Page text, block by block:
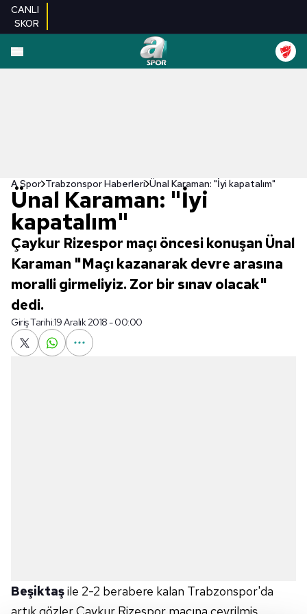
CANLI
SKOR
A Spor Trabzonspor Haberleri Ünal Karaman: "İyi kapatalım"
Ünal Karaman: "İyi
kapatalım"
Çaykur Rizespor maçı öncesi konuşan Ünal
Karaman "Maçı kazanarak devre arasına
moralli girmeliyiz. Zor bir sınav olacak"
dedi.
Giriş Tarihi:19 Aralık 2018 - 00:00
Beşiktaşile 2-2 berabere kalan Trabzonspor'da